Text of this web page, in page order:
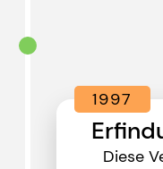
1997
Diese